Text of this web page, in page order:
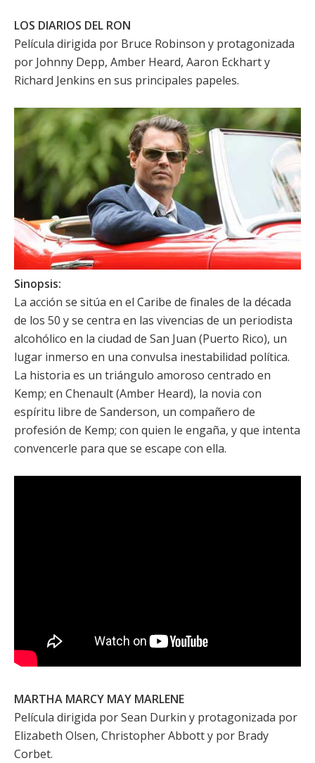
LOS DIARIOS DEL RON
Película dirigida por Bruce Robinson y protagonizada
por Johnny Depp, Amber Heard, Aaron Eckharty
Richard Jenkins en sus principales papeles.
Sinopsis:
La acción se sitúa en el Caribe de finales de la década
de los 50 y se centra en las vivencias de un periodista
alcohólico en la ciudad de San Juan (Puerto Rico), un
lugar inmerso en una convulsa inestabilidad política.
La historia es un triángulo amoroso centrado en
Kemp; en Chenault (Amber Heard), la novia con
espíritu libre de Sanderson, un compañero de
profesión de Kemp; con quien le engaña, y que intenta
convencerle para que se escape con ella.
MARTHA MARCY MAY MARLENE
Película dirigida porSean Durkin y protagonizada por
Elizabeth Olsen, Christopher Abbotty por Brady
Corbet.